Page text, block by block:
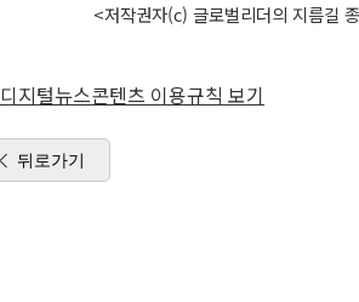
<저작권자(c) 글로벌리더의 지름길
디지털뉴스콘텐츠 이용규칙 보기
뒤로가기